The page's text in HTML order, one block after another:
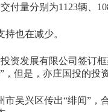
付量分别为1123辆、
也在减少。
资发展有限公司签订
但是，亦庄国投的投
市吴兴区传出“绯闻”